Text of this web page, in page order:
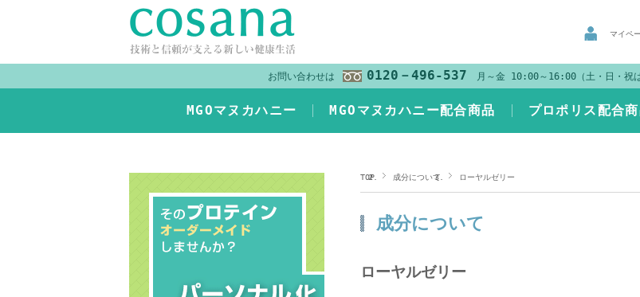
マイペ
お問い合わせは 0120－496-537 月～金 10:00～16:00（土・日・祝は
MGOマヌカハニー MGOマヌカハニー配合商品 プロポリス配合
TOP 成分について ローヤルゼリー
成分について
ローヤルゼリー